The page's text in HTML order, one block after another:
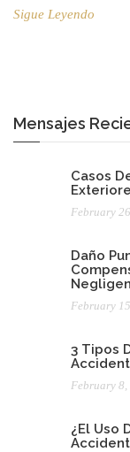
Sigue Leyendo
Mensajes
Casos
February
Daño
February
3 Tipos
February 8,
¿El Uso